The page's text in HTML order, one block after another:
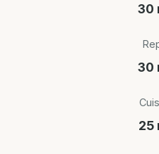
30
30
25